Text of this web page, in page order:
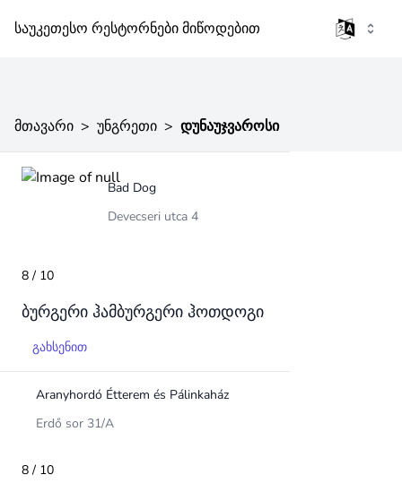
საუკეთესო რესტორნები მიწოდებით
მთავარი > უნგრეთი > დუნაუჯვაროსი
Bad Dog
Devecseri utca 4
8 / 10
ბურგერი ჰამბურგერი ჰოთდოგი
გახსენით
Aranyhordó Étterem és Pálinkaház
Erdő sor 31/A
8 / 10